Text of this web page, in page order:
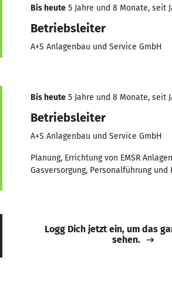
Bis heute 5 Jahre und 8 Monate, seit
Betriebsleiter
A+S Anlagenbau und Service GmbH
Bis heute 5 Jahre und 8 Monate, seit
Betriebsleiter
A+S Anlagenbau und Service GmbH
Planung, Errichtung von EMSR
Gasversorgung, Personalführung
Logg Dich jetzt ein, um das
sehen.